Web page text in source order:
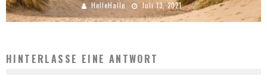
HelleHalle Juli 13, 2021
HINTERLASSE EINE ANTWORT